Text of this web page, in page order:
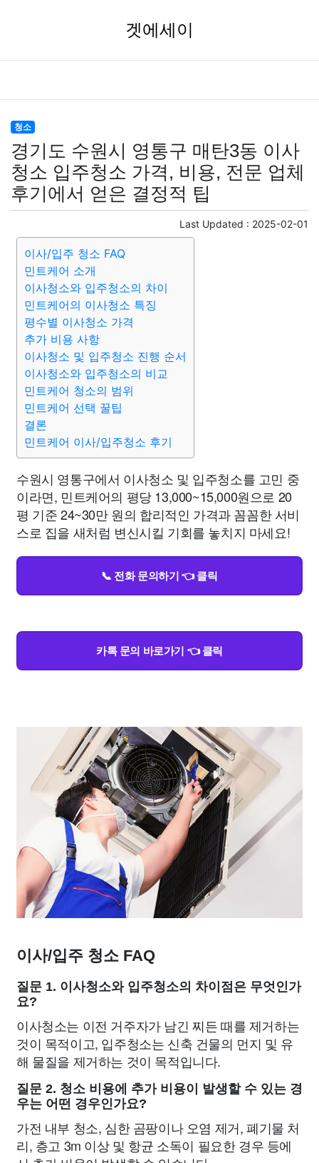
겟에세이
청소
경기도 수원시 영통구 매탄3동 이사
청소 입주청소 가격, 비용, 전문 업체
후기에서 얻은 결정적 팁
Last Updated : 2025-02-01
이사/입주 청소 FAQ
민트케어 소개
이사청소와 입주청소의 차이
민트케어의 이사청소 특징
평수별 이사청소 가격
추가 비용 사항
이사청소 및 입주청소 진행 순서
이사청소와 입주청소의 비교
민트케어 청소의 범위
민트케어 선택 꿀팁
결론
민트케어 이사/입주청소 후기
수원시 영통구에서 이사청소 및 입주청소를 고민 중
이라면, 민트케어의 평당 13,000~15,000원으로 20
평 기준 24~30만 원의 합리적인 가격과 꼼꼼한 서비
스로 집을 새처럼 변신시킬 기회를 놓치지 마세요!
📞 전화 문의하기 👈 클릭
카톡 문의 바로가기 👈 클릭
이사/입주 청소 FAQ
질문 1. 이사청소와 입주청소의 차이점은 무엇인가
요?
이사청소는 이전 거주자가 남긴 찌든 때를 제거하는
것이 목적이고, 입주청소는 신축 건물의 먼지 및 유
해 물질을 제거하는 것이 목적입니다.
질문 2. 청소 비용에 추가 비용이 발생할 수 있는 경
우는 어떤 경우인가요?
가전 내부 청소, 심한 곰팡이나 오염 제거, 폐기물 처
리, 층고 3m 이상 및 항균 소독이 필요한 경우 등에